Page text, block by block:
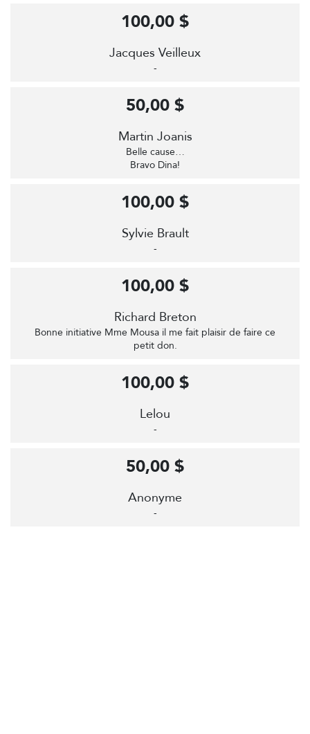
Jacques Veilleux
-
100,00 $
Martin Joanis
Belle cause…
Bravo Dina!
50,00 $
Sylvie Brault
-
100,00 $
Richard Breton
Bonne initiative Mme Mousa il me fait plaisir de faire ce
petit don.
100,00 $
Lelou
-
100,00 $
Anonyme
-
50,00 $